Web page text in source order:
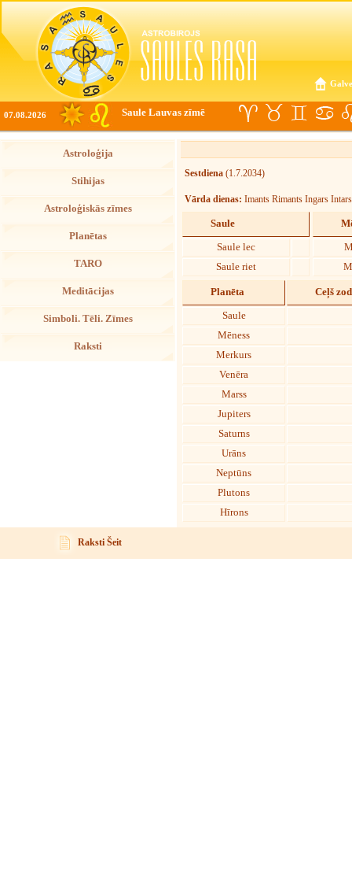
07.08.2026 Saule Lauvas zīmē
Astroloģija
Stihijas
Astroloģiskās zīmes
Planētas
TARO
Meditācijas
Simboli. Tēli. Zīmes
Raksti
Sestdiena (1.7.2034)
Vārda dienas: Imants Rimants Ingars Intars
Saule
Saule lec
Saule riet
Planēta Ceļš
Saule
Mēness
Merkurs
Venēra
Marss
Jupiters
Saturns
Urāns
Neptūns
Plutons
Hīrons
Raksti Šeit